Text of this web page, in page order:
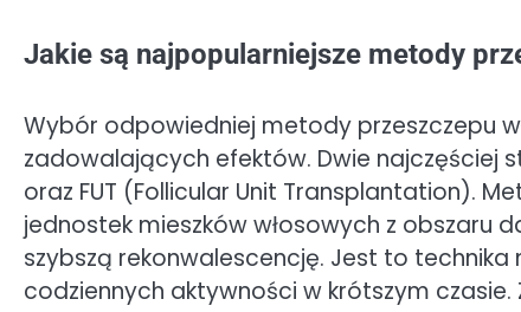
Jakie są najpopularniejsze metody
Wybór odpowiedniej metody przeszczepu
zadowalających efektów. Dwie najczęściej
oraz FUT (Follicular Unit Transplantation).
jednostek mieszków włosowych z obszaru
szybszą rekonwalescencję. Jest to
codziennych aktywności w krótszym